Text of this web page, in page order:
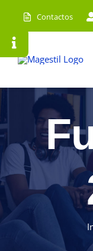
content
Contactos